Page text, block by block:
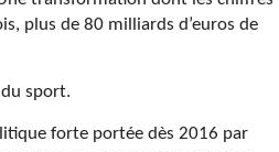
plus de 80 milliards d’euros de
sport.
forte portée dès 2016 par